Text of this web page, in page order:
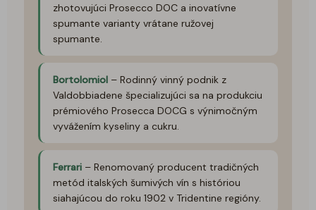
zhotovujúci Prosecco DOC a inovatívne
spumante varianty vrátane ružovej
spumante.
Bortolomiol – Rodinný vinný podnik z
Valdobbiadene špecializujúci sa na produkciu
prémiového Prosecca DOCG s výnimočným
vyvážením kyseliny a cukru.
Ferrari – Renomovaný producent tradičných
metód italských šumivých vín s históriou
siahajúcou do roku 1902 v Tridentine regióny.